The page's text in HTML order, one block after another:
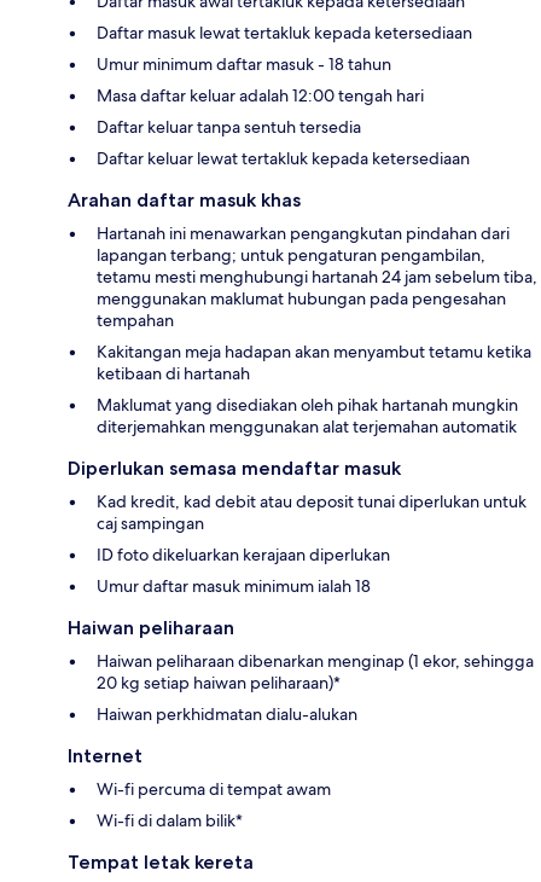
Daftar masuk lewat tertakluk kepada ketersediaan
Umur minimum daftar masuk - 18 tahun
Masa daftar keluar adalah 12:00 tengah hari
Daftar keluar tanpa sentuh tersedia
Daftar keluar lewat tertakluk kepada ketersediaan
Arahan daftar masuk khas
Hartanah ini menawarkan pengangkutan pindahan dari
lapangan terbang; untuk pengaturan pengambilan,
tetamu mesti menghubungi hartanah 24 jam sebelum tiba,
menggunakan maklumat hubungan pada pengesahan
tempahan
Kakitangan meja hadapan akan menyambut tetamu ketika
ketibaan di hartanah
Maklumat yang disediakan oleh pihak hartanah mungkin
diterjemahkan menggunakan alat terjemahan automatik
Diperlukan semasa mendaftar masuk
Kad kredit, kad debit atau deposit tunai diperlukan untuk
caj sampingan
ID foto dikeluarkan kerajaan diperlukan
Umur daftar masuk minimum ialah 18
Haiwan peliharaan
Haiwan peliharaan dibenarkan menginap (1 ekor, sehingga
20 kg setiap haiwan peliharaan)*
Haiwan perkhidmatan dialu-alukan
Internet
Wi-fi percuma di tempat awam
Wi-fi di dalam bilik*
Tempat letak kereta